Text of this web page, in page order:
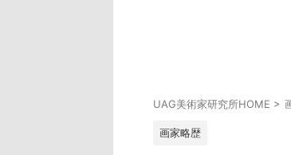
UAG美術家研究所HOME >
画家略歴